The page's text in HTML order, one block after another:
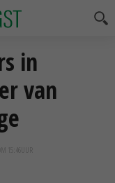
in
van
15:46